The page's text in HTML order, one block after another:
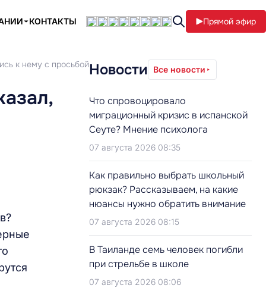
КОНТАКТЫ Прямой эфир
к нему с просьбойНовости Все новости
Что спровоцировало
миграционный кризис в испанской
Сеуте? Мнение психолога
07 августа 2026 08:35
Как правильно выбрать школьный
рюкзак? Рассказываем, на какие
нюансы нужно обратить внимание
07 августа 2026 08:15
В Таиланде семь человек погибли
при стрельбе в школе
07 августа 2026 08:06